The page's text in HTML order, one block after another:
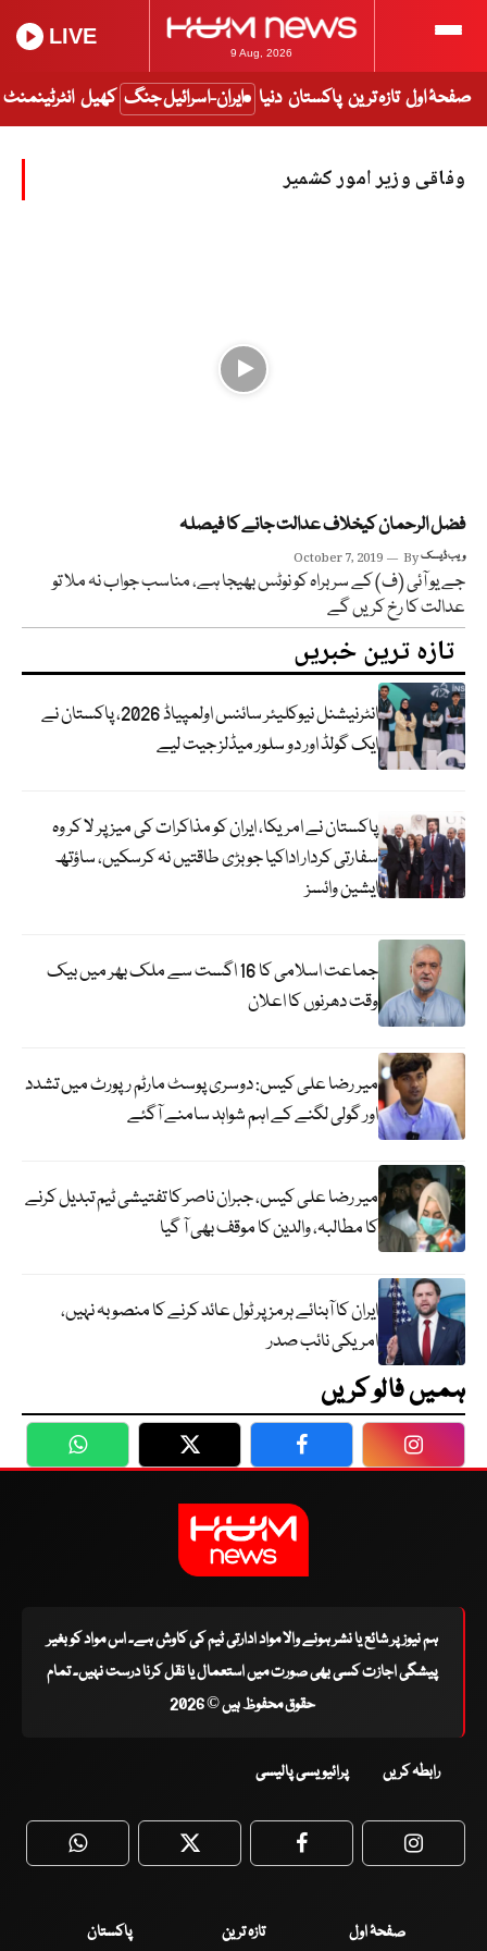
9 Aug, 2026
LIVE
صفحۂ اول تازہ ترین پاکستان دنیا ایران-اسرائیل جنگ کھیل انٹرٹینمنٹ
وفاقی وزیر امور کشمیر
فضل الرحمان کیخلاف عدالت جانے کا فیصلہ
October 7, 2019 Byویب ڈیسک
جے یو آئی (ف) کے سربراہ کو نوٹس بھیجا ہے، مناسب جواب نہ ملا تو
عدالت کا رخ کریں گے
تازہ ترین خبریں
انٹرنیشنل نیوکلیئر سائنس اولمپیاڈ 2026، پاکستان نے
ایک گولڈ اور دو سلور میڈلز جیت لیے
پاکستان نے امریکا، ایران کو مذاکرات کی میز پر لا کر وہ
سفارتی کردار اداکیا جو بڑی طاقتیں نہ کرسکیں، ساؤتھ
ایشین وائسز
جماعت اسلامی کا 16 اگست سے ملک بھر میں بیک
وقت دھرنوں کا اعلان
میر رضا علی کیس: دوسری پوسٹ مارٹم رپورٹ میں تشدد
اور گولی لگنے کے اہم شواہد سامنے آگئے
میر رضا علی کیس، جبران ناصر کا تفتیشی ٹیم تبدیل کرنے
کا مطالبہ، والدین کا موقف بھی آ گیا
ایران کا آبنائے ہرمز پر ٹول عائد کرنے کا منصوبہ نہیں،
امریکی نائب صدر
ہمیں فالو کریں
WhatsApp Twitter Facebook
ہم نیوز پر شائع یا نشر ہونے والا مواد ادارتی ٹیم کی کاوش ہے۔ اس مواد کو بغیر
پیشگی اجازت کسی بھی صورت میں استعمال یا نقل کرنا درست نہیں۔ تمام
حقوق محفوظ ہیں © 2026
رابطہ کریں پرائیویسی پالیسی
WhatsApp Twitter Facebook
صفحۂ اول تازہ ترین پاکستان